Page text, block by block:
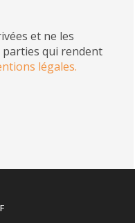
et ne les
parties qui rendent
légales.